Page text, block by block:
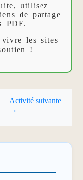
utilisez
de partage
PDF.
les sites
!
Activité suivante
→